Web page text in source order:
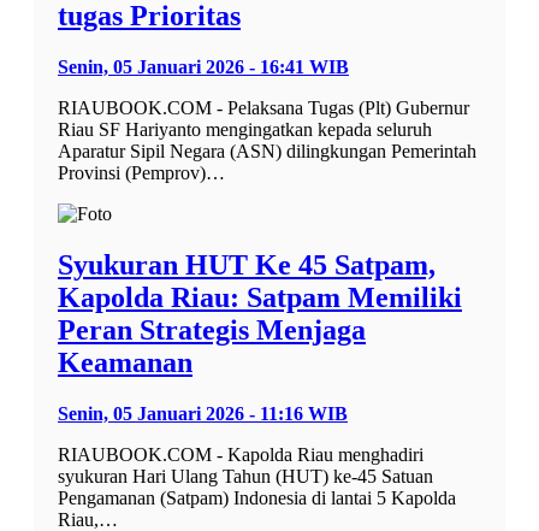
tugas Prioritas
Senin, 05 Januari 2026 - 16:41 WIB
RIAUBOOK.COM - Pelaksana Tugas (Plt) Gubernur
Riau SF Hariyanto mengingatkan kepada seluruh
Aparatur Sipil Negara (ASN) dilingkungan Pemerintah
Provinsi (Pemprov)…
Syukuran HUT Ke 45 Satpam,
Kapolda Riau: Satpam Memiliki
Peran Strategis Menjaga
Keamanan
Senin, 05 Januari 2026 - 11:16 WIB
RIAUBOOK.COM - Kapolda Riau menghadiri
syukuran Hari Ulang Tahun (HUT) ke-45 Satuan
Pengamanan (Satpam) Indonesia di lantai 5 Kapolda
Riau,…